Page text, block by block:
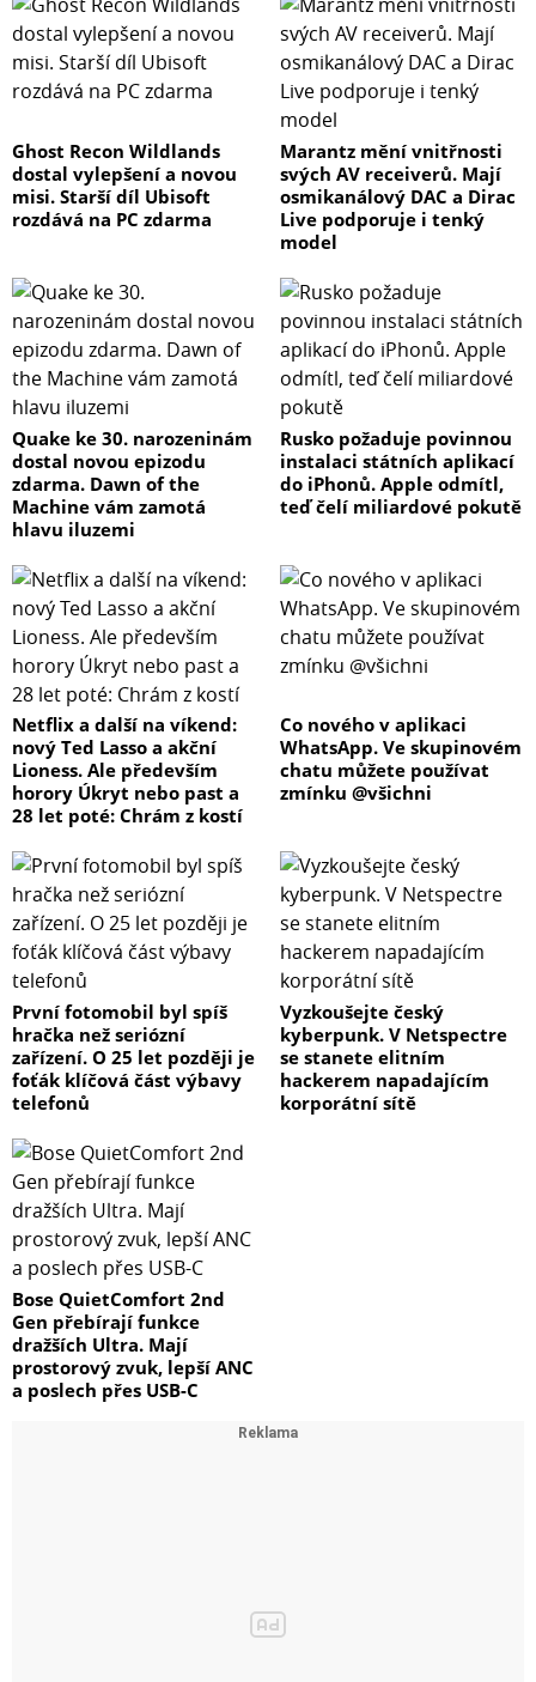
Ghost Recon Wildlands
dostal vylepšení a novou
misi. Starší díl Ubisoft
rozdává na PC zdarma
Marantz mění vnitřnosti
svých AV receiverů. Mají
osmikanálový DAC a Dirac
Live podporuje i tenký
model
Quake ke 30. narozeninám
dostal novou epizodu
zdarma. Dawn of the
Machine vám zamotá
hlavu iluzemi
Rusko požaduje povinnou
instalaci státních aplikací
do iPhonů. Apple odmítl,
teď čelí miliardové pokutě
Netflix a další na víkend:
nový Ted Lasso a akční
Lioness. Ale především
horory Úkryt nebo past a
28 let poté: Chrám z kostí
Co nového v aplikaci
WhatsApp. Ve skupinovém
chatu můžete používat
zmínku @všichni
První fotomobil byl spíš
hračka než seriózní
zařízení. O 25 let později je
foťák klíčová část výbavy
telefonů
Vyzkoušejte český
kyberpunk. V Netspectre
se stanete elitním
hackerem napadajícím
korporátní sítě
Bose QuietComfort 2nd
Gen přebírají funkce
dražších Ultra. Mají
prostorový zvuk, lepší ANC
a poslech přes USB-C